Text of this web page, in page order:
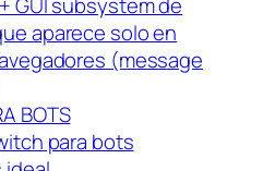
GUI subsystem de
aparece solo en
(message
BOTS
para bots